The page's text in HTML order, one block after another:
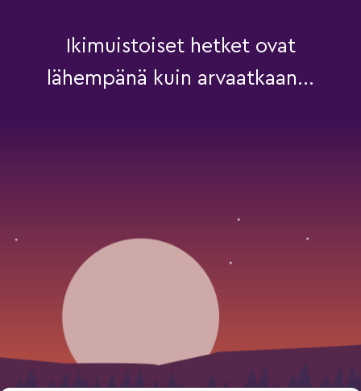
Ikimuistoiset hetket ovat
lähempänä kuin arvaatkaan...